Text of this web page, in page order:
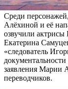
печально
Среди
Алёхиной и её
озвучили актрисы
Екатерина
«следователь
заявления Марии
переводчиков.